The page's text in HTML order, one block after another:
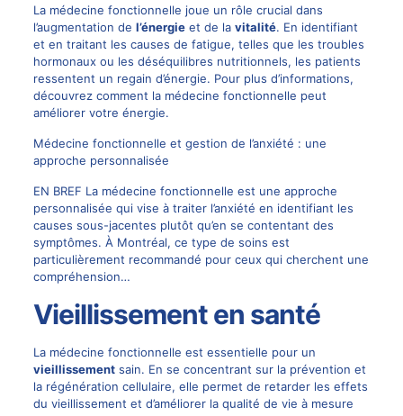
La médecine fonctionnelle joue un rôle crucial dans
l’augmentation de l’énergieet de la vitalité. En identifiant
et en traitant les causes de fatigue, telles que les troubles
hormonaux ou les déséquilibres nutritionnels, les patients
ressentent un regain d’énergie. Pour plus d’informations,
découvrez comment la médecine fonctionnelle peut
améliorer votre énergie.
Médecine fonctionnelle et gestion de l’anxiété : une
approche personnalisée
EN BREF La médecine fonctionnelle est une approche
personnalisée qui vise à traiter l’anxiété en identifiant les
causes sous-jacentes plutôt qu’en se contentant des
symptômes. À Montréal, ce type de soins est
particulièrement recommandé pour ceux qui cherchent une
compréhension…
Vieillissement en santé
La médecine fonctionnelle est essentielle pour un
vieillissementsain. En se concentrant sur la prévention et
la régénération cellulaire, elle permet de retarder les effets
du vieillissement et d’améliorer la qualité de vie à mesure